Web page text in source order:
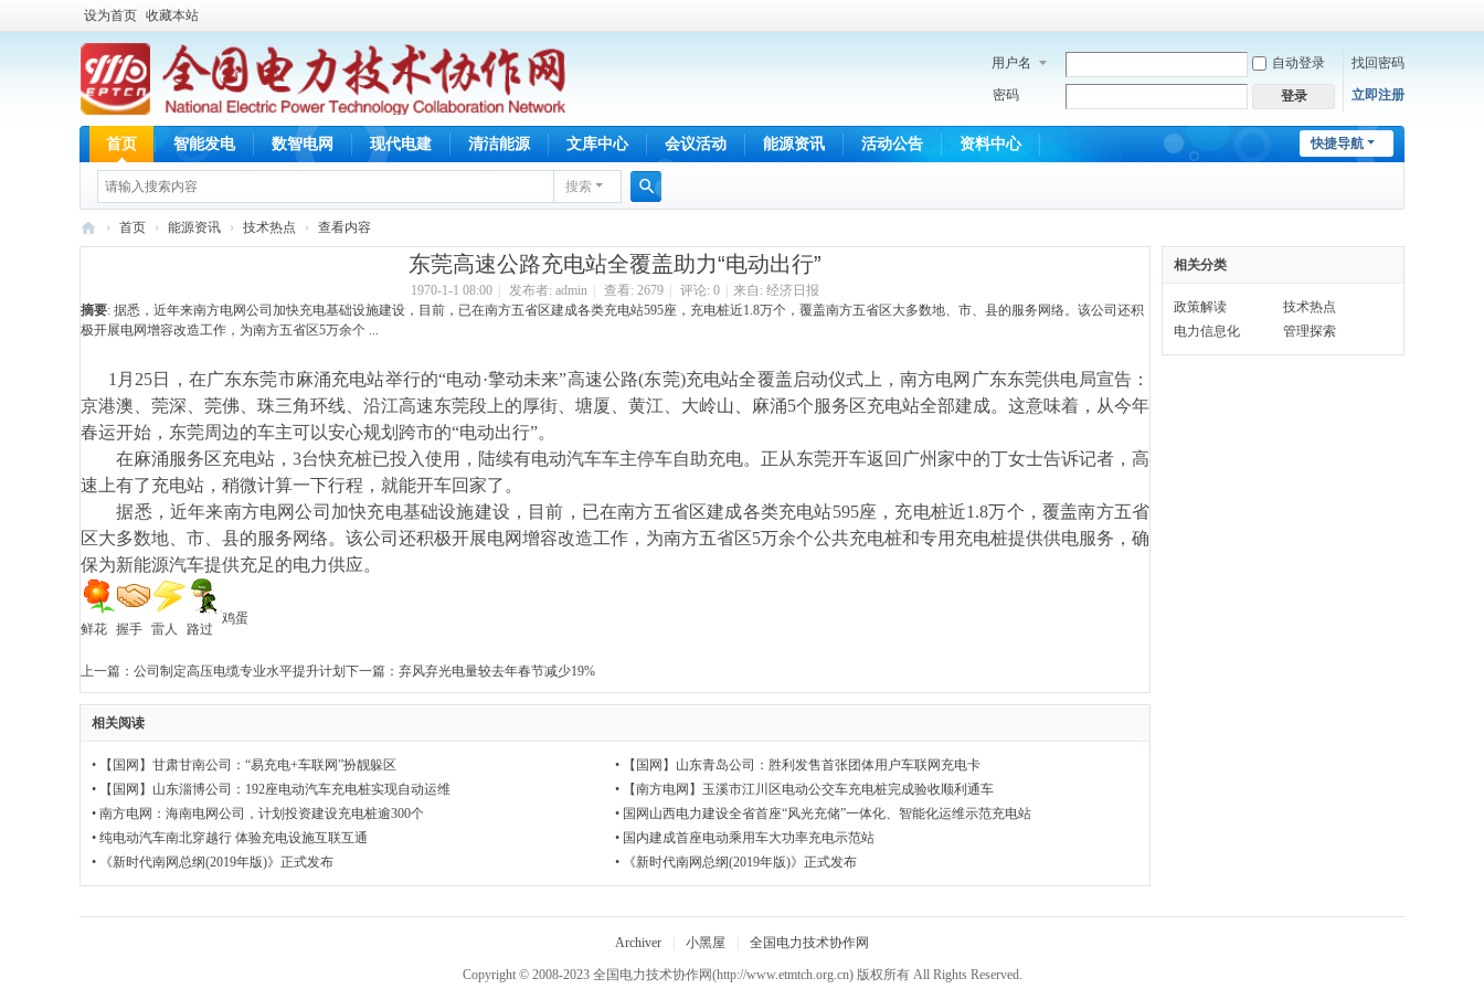
设为首页 收藏本站
用户名 自动登录 找回密码
密码 登录 立即注册
快捷导航
首页 智能发电 数智电网 现代电建 清洁能源 文库中心 会议活动 能源资讯 活动公告 资料中心
搜索
索
电
术
作
› 首页 › 能源资讯 › 技术热点 › 查看内容
东莞高速公路充电站全覆盖助力“电动出行”
1970-1-1 08:00 发布者: admin 查看: 2679 评论: 0
来自: 经济日报
摘要: 据悉，近年来南方电网公司加快充电基础设施建设，目前，已在南方五省区建成各类充电站595座，充电桩近1.8万个，覆盖南方五省区大多数地、市、县的服务网络。该公司还积
极开展电网增容改造工作，为南方五省区5万余个 ...
1月25日，在广东东莞市麻涌充电站举行的“电动·擎动未来”高速公路(东莞)充电站全覆盖启动仪式上，南方电网广东东莞供电局宣告：
京港澳、莞深、莞佛、珠三角环线、沿江高速东莞段上的厚街、塘厦、黄江、大岭山、麻涌5个服务区充电站全部建成。这意味着，从今年
春运开始，东莞周边的车主可以安心规划跨市的“电动出行”。
在麻涌服务区充电站，3台快充桩已投入使用，陆续有电动汽车车主停车自助充电。正从东莞开车返回广州家中的丁女士告诉记者，高
速上有了充电站，稍微计算一下行程，就能开车回家了。
据悉，近年来南方电网公司加快充电基础设施建设，目前，已在南方五省区建成各类充电站595座，充电桩近1.8万个，覆盖南方五省
区大多数地、市、县的服务网络。该公司还积极开展电网增容改造工作，为南方五省区5万余个公共充电桩和专用充电桩提供供电服务，确
保为新能源汽车提供充足的电力供应。
鲜花 握手 雷人 路过
鸡蛋
上一篇： 公司制定高压电缆专业水平提升计划 下一篇： 弃风弃光电量较去年春节减少19%
相关阅读
• 【国网】甘肃甘南公司：“易充电+车联网”扮靓躲区 •
【国网】山东青岛公司：胜利发售首张团体用户车联网充电卡
•
【国网】山东淄博公司：192座电动汽车充电桩实现自动运维 •
【南方电网】玉溪市江川区电动公交车充电桩完成验收顺利通车
• 南方电网：海南电网公司，计划投资建设充电桩逾300个 • 国网山西电力建设全省首座“风光充储”一体化、智能化运维示范充电站
• 纯电动汽车南北穿越行 体验充电设施互联互通 • 国内建成首座电动乘用车大功率充电示范站
•
《新时代南网总纲(2019年版)》正式发布 • 《新时代南网总纲(2019年版)》正式发布
相关分类
政策解读
技术热点
电力信息化
管理探索
Archiver 小黑屋 全国电力技术协作网
Copyright © 2008-2023 全国电力技术协作网(http://www.etmtch.org.cn) 版权所有 All Rights Reserved.